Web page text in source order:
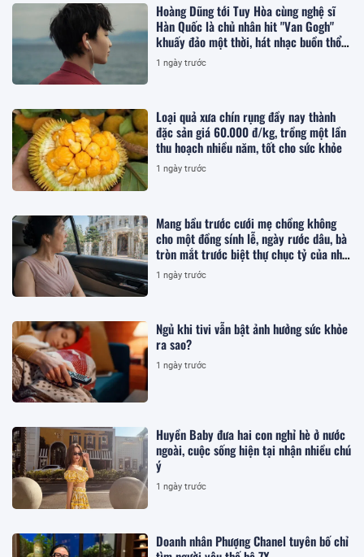
Hoàng Dũng tới Tuy Hòa cùng nghệ sĩ
Hàn Quốc là chủ nhân hit "Van Gogh"
khuấy đảo một thời, hát nhạc buồn thổn
thức
1 ngày trước
Loại quả xưa chín rụng đầy nay thành
đặc sản giá 60.000 đ/kg, trồng một lần
thu hoạch nhiều năm, tốt cho sức khỏe
1 ngày trước
Mang bầu trước cưới mẹ chồng không
cho một đồng sính lễ, ngày rước dâu, bà
tròn mắt trước biệt thự chục tỷ của nhà
tôi
1 ngày trước
Ngủ khi tivi vẫn bật ảnh hưởng sức khỏe
ra sao?
1 ngày trước
Huyền Baby đưa hai con nghỉ hè ở nước
ngoài, cuộc sống hiện tại nhận nhiều chú
ý
1 ngày trước
Doanh nhân Phượng Chanel tuyên bố chỉ